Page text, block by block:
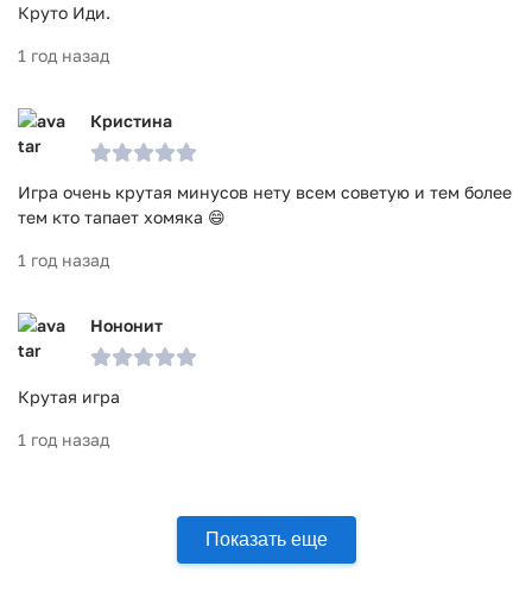
Круто Иди.
1 год назад
Кристина
Игра очень крутая минусов нету всем советую и тем более
тем кто тапает хомяка 😄
1 год назад
Нононит
Крутая игра
1 год назад
Показать еще